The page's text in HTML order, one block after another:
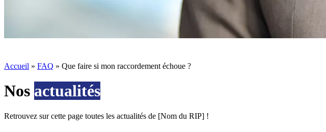
Accueil » FAQ » Que faire si mon raccordement échoue ?
Nos actualités
Retrouvez sur cette page toutes les actualités de [Nom du RIP] !